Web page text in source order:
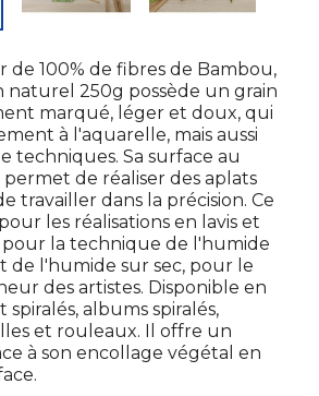
de 100% de fibres de Bambou,
naturel 250g possède un grain
marqué, léger et doux, qui
à l'aquarelle, mais aussi
techniques. Sa surface au
de réaliser des aplats
travailler dans la précision. Ce
les réalisations en lavis et
pour la technique de l'humide
de l'humide sur sec, pour le
des artistes. Disponible en
spiralés, albums spiralés,
et rouleaux. Il offre un
à son encollage végétal en